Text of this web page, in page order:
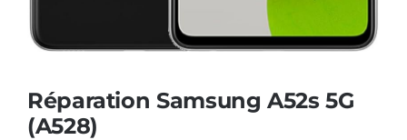
Réparation Samsung A52s 5G
(A528)